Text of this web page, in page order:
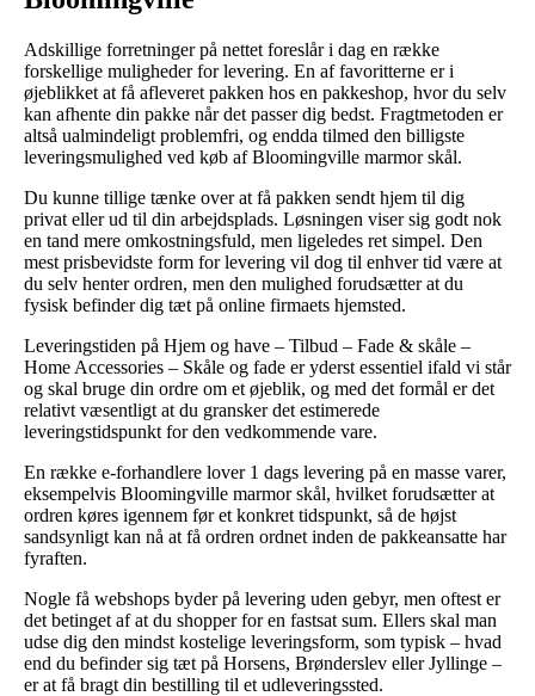
Adskillige forretninger på nettet foreslår i dag en række
forskellige muligheder for levering. En af favoritterne er i
øjeblikket at få afleveret pakken hos en pakkeshop, hvor du selv
kan afhente din pakke når det passer dig bedst. Fragtmetoden er
altså ualmindeligt problemfri, og endda tilmed den billigste
leveringsmulighed ved køb af Bloomingville marmor skål.
Du kunne tillige tænke over at få pakken sendt hjem til dig
privat eller ud til din arbejdsplads. Løsningen viser sig godt nok
en tand mere omkostningsfuld, men ligeledes ret simpel. Den
mest prisbevidste form for levering vil dog til enhver tid være at
du selv henter ordren, men den mulighed forudsætter at du
fysisk befinder dig tæt på online firmaets hjemsted.
Leveringstiden på Hjem og have – Tilbud – Fade & skåle –
Home Accessories – Skåle og fade er yderst essentiel ifald vi står
og skal bruge din ordre om et øjeblik, og med det formål er det
relativt væsentligt at du gransker det estimerede
leveringstidspunkt for den vedkommende vare.
En række e-forhandlere lover 1 dags levering på en masse varer,
eksempelvis Bloomingville marmor skål, hvilket forudsætter at
ordren køres igennem før et konkret tidspunkt, så de højst
sandsynligt kan nå at få ordren ordnet inden de pakkeansatte har
fyraften.
Nogle få webshops byder på levering uden gebyr, men oftest er
det betinget af at du shopper for en fastsat sum. Ellers skal man
udse dig den mindst kostelige leveringsform, som typisk – hvad
end du befinder sig tæt på Horsens, Brønderslev eller Jyllinge –
er at få bragt din bestilling til et udleveringssted.